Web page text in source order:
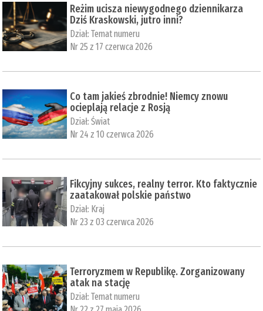
Reżim ucisza niewygodnego dziennikarza
Dziś Kraskowski, jutro inni?
Dział:Temat numeru
Nr 25 z 17 czerwca 2026
Co tam jakieś zbrodnie! Niemcy znowu
ocieplają relacje z Rosją
Dział:Świat
Nr 24 z 10 czerwca 2026
Fikcyjny sukces, realny terror. Kto faktycznie
zaatakował polskie państwo
Dział: Kraj
Nr 23 z 03 czerwca 2026
Terroryzmem w Republikę. Zorganizowany
atak na stację
Dział:Temat numeru